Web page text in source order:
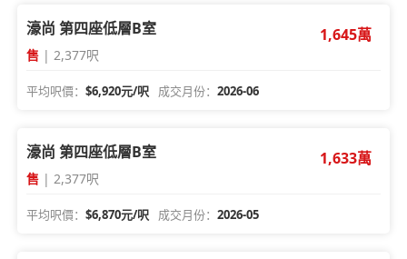
濠尚 第四座低層B室
售 | 2,377呎
1,645萬
平均呎價：$6,920元/呎 成交月份：2026-06
濠尚 第四座低層B室
售 | 2,377呎
1,633萬
平均呎價：$6,870元/呎 成交月份：2026-05